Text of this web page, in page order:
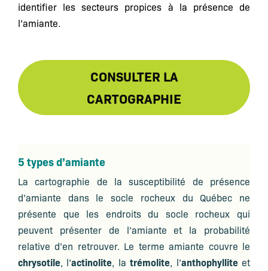
identifier les secteurs propices à la présence de
l’amiante.
CONSULTER LA
CARTOGRAPHIE
5 types d’amiante
La cartographie de la susceptibilité de présence
d’amiante dans le socle rocheux du Québec ne
présente que les endroits du socle rocheux qui
peuvent présenter de l’amiante et la probabilité
relative d’en retrouver. Le termeamiante couvre le
chrysotile, l’actinolite, latrémolite, l’anthophylliteet